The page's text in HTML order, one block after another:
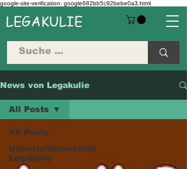
google-site-verification: google682bb5c92bebe0a3.html
LEGAKULIE
News von Legakulie
All Posts
Unterrichtsmaterial
Legakulie
All Posts